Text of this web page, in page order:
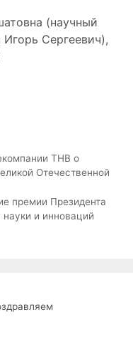
(научный
Сергеевич),
ТНВ о
Отечественной
премии Президента
и инноваций